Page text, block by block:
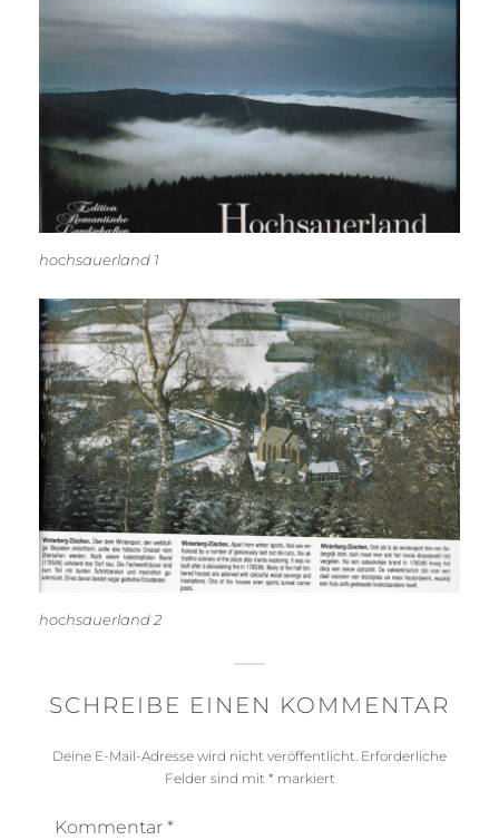
hochsauerland 1
hochsauerland 2
SCHREIBE EINEN KOMMENTAR
Deine E-Mail-Adresse wird nicht veröffentlicht. Erforderliche
Felder sind mit * markiert
Kommentar *